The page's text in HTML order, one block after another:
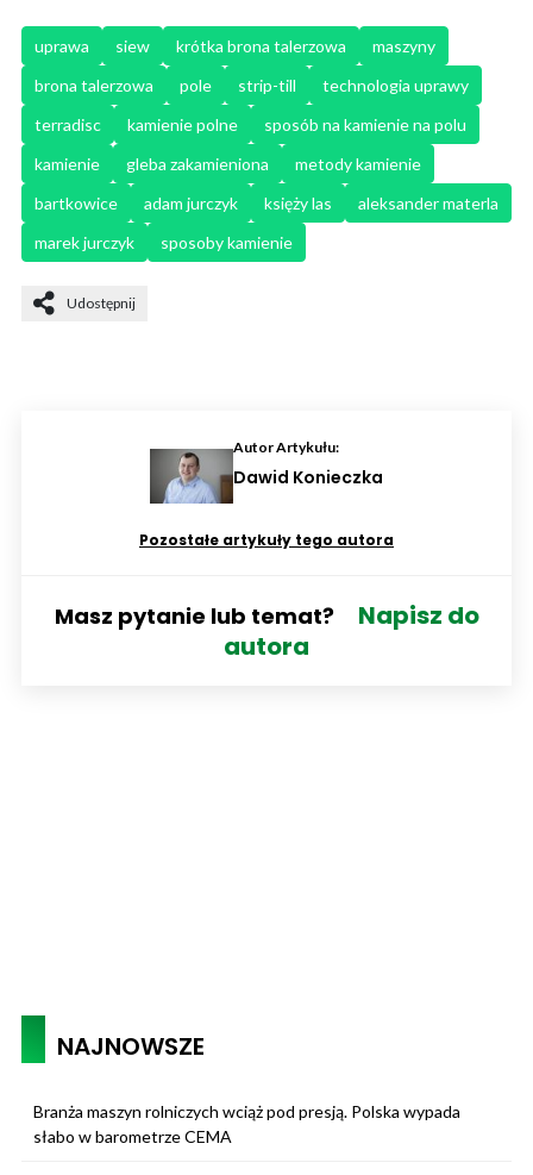
uprawa siew krótka brona talerzowa
maszyny
brona talerzowa
pole strip-till
technologia uprawy
terradisc
kamienie polne
sposób na kamienie na polu
kamienie
gleba zakamieniona
metody kamienie
bartkowice
adam jurczyk księży las
aleksander materla
marek jurczyk
sposoby kamienie
Udostępnij
Autor Artykułu:
Dawid Konieczka
Pozostałe artykuły tego autora
Masz pytanie lub temat?
Napisz do
autora
NAJNOWSZE
Branża maszyn rolniczych wciąż pod presją. Polska wypada
słabo w barometrze CEMA